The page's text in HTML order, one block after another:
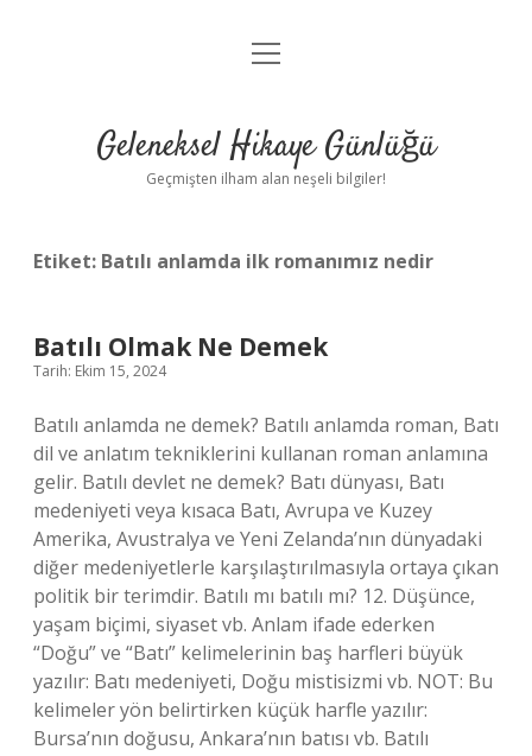
Anasayfa
Yasal Uyarı
menüyü
Geleneksel Hikaye Günlüğü
Geçmişten ilham alan neşeli bilgiler!
Etiket: Batılı anlamda ilk romanımız nedir
Batılı Olmak Ne Demek
Tarih: Ekim 15, 2024
Batılı anlamda ne demek? Batılı anlamda roman, Batı
dil ve anlatım tekniklerini kullanan roman anlamına
gelir. Batılı devlet ne demek? Batı dünyası, Batı
medeniyeti veya kısaca Batı, Avrupa ve Kuzey
Amerika, Avustralya ve Yeni Zelanda’nın dünyadaki
diğer medeniyetlerle karşılaştırılmasıyla ortaya çıkan
politik bir terimdir. Batılı mı batılı mı? 12. Düşünce,
yaşam biçimi, siyaset vb. Anlam ifade ederken
“Doğu” ve “Batı” kelimelerinin baş harfleri büyük
yazılır: Batı medeniyeti, Doğu mistisizmi vb. NOT: Bu
kelimeler yön belirtirken küçük harfle yazılır:
Bursa’nın doğusu, Ankara’nın batısı vb. Batılı